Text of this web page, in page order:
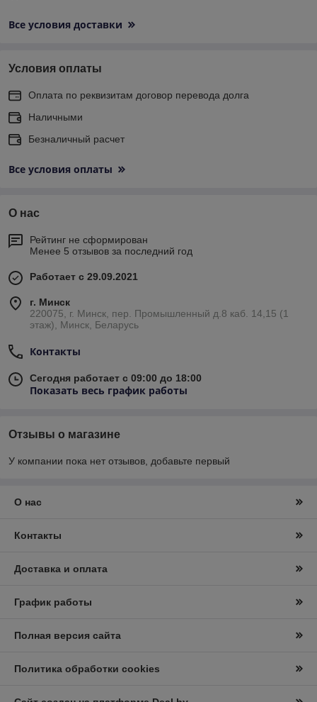
Все условия доставки
Условия оплаты
Оплата по реквизитам договор перевода долга
Наличными
Безналичный расчет
Все условия оплаты
О нас
Рейтинг не сформирован
Менее 5 отзывов за последний год
Работает с 29.09.2021
г. Минск
220075, г. Минск, пер. Промышленный д.8 каб. 14,15 (1
этаж), Минск, Беларусь
Контакты
Сегодня работает с 09:00 до 18:00
Показать весь график работы
Отзывы о магазине
У компании пока нет отзывов, добавьте первый
О нас
Контакты
Доставка и оплата
График работы
Полная версия сайта
Политика обработки cookies